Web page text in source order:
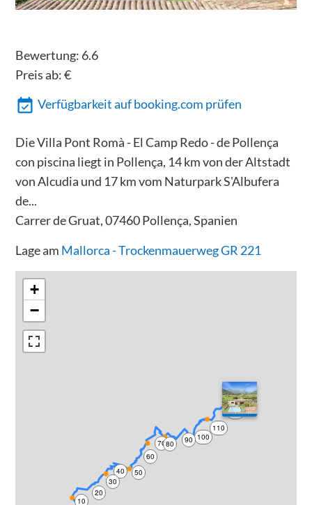
Bewertung: 6.6
Preis ab:€
Verfügbarkeit auf booking.com prüfen
Die Villa Pont Romà - El Camp Redo - de Pollença
con piscina liegt in Pollença, 14 km von der Altstadt
von Alcudia und 17 km vom Naturpark S'Albufera
de...
Carrer de Gruat, 07460 Pollença, Spanien
Lage am Mallorca - Trockenmauerweg GR 221
10
20
30
40 50
60
7080 90 100
110
120
+
−